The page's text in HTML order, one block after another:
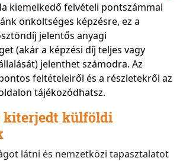
kiemelkedő felvételi pontszámmal
önköltséges képzésre, ez a
jelentős anyagi
(akár a képzési díj teljes vagy
jelenthet számodra. Az
feltételeiről és a részletekről az
tájékozódhatsz.
kiterjedt külföldi
látni és nemzetközi tapasztalatot